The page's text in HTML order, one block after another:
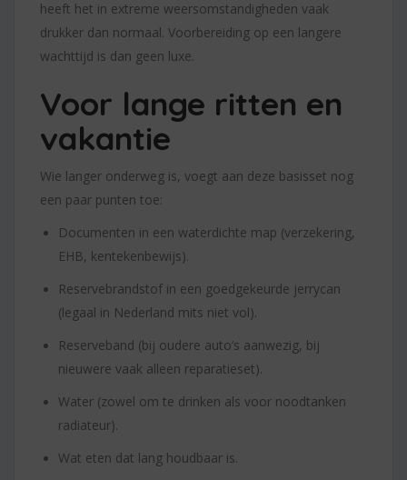
heeft het in extreme weersomstandigheden vaak
drukker dan normaal. Voorbereiding op een langere
wachttijd is dan geen luxe.
Voor lange ritten en
vakantie
Wie langer onderweg is, voegt aan deze basisset nog
een paar punten toe:
Documenten in een waterdichte map (verzekering,
EHB, kentekenbewijs).
Reservebrandstof in een goedgekeurde jerrycan
(legaal in Nederland mits niet vol).
Reserveband (bij oudere auto’s aanwezig, bij
nieuwere vaak alleen reparatieset).
Water (zowel om te drinken als voor noodtanken
radiateur).
Wat eten dat lang houdbaar is.